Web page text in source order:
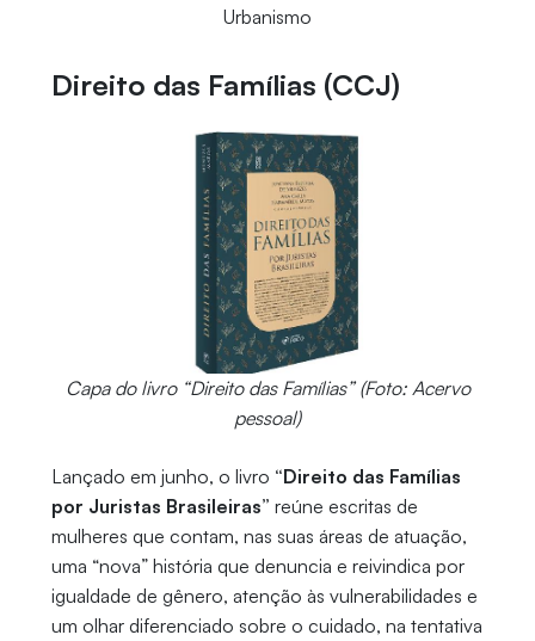
Urbanismo
Direito das Famílias (CCJ)
Capa do livro “Direito das Famílias” (Foto: Acervo
pessoal)
Lançado em junho, o livro “Direito das Famílias
por Juristas Brasileiras” reúne escritas de
mulheres que contam, nas suas áreas de atuação,
uma “nova” história que denuncia e reivindica por
igualdade de gênero, atenção às vulnerabilidades e
um olhar diferenciado sobre o cuidado, na tentativa